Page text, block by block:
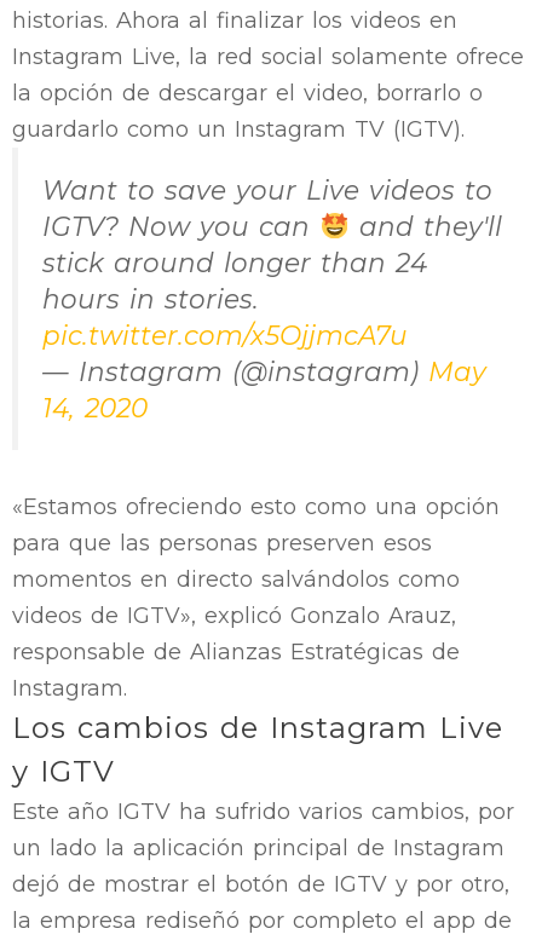
historias. Ahora al finalizar los videos en
Instagram Live, la red social solamente ofrece
la opción de descargar el video, borrarlo o
guardarlo como un Instagram TV (IGTV).
Want to save your Live videos to
IGTV? Now you can
and they'll
stick around longer than 24
hours in stories.
pic.twitter.com/x5OjjmcA7u
— Instagram (@instagram) May
14, 2020
«Estamos ofreciendo esto como una opción
para que las personas preserven esos
momentos en directo salvándolos como
videos de IGTV», explicó Gonzalo Arauz,
responsable de Alianzas Estratégicas de
Instagram.
Los cambios de Instagram Live
y IGTV
Este año IGTV ha sufrido varios cambios, por
un lado la aplicación principal de Instagram
dejó de mostrar el botón de IGTV y por otro,
la empresa rediseñó por completo el app de